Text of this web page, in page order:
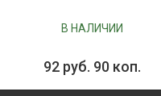
В НАЛИЧИИ
92 руб. 90 коп.